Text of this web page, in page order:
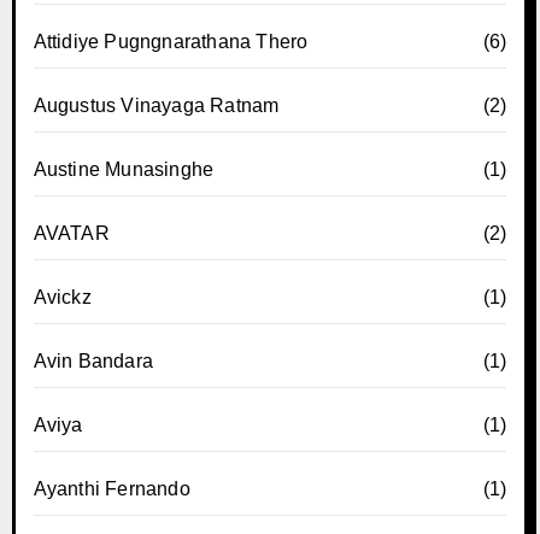
Attidiye Pugngnarathana Thero (6)
Augustus Vinayaga Ratnam (2)
Austine Munasinghe (1)
AVATAR (2)
Avickz (1)
Avin Bandara (1)
Aviya (1)
Ayanthi Fernando (1)